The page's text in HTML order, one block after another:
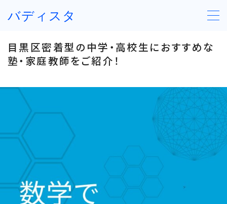
バディスタ
契約の流れ
講師の紹介
資料ダウンロード
お問い合わせ
目黒区密着型の中学・高校生におすすめな
塾・家庭教師をご紹介！